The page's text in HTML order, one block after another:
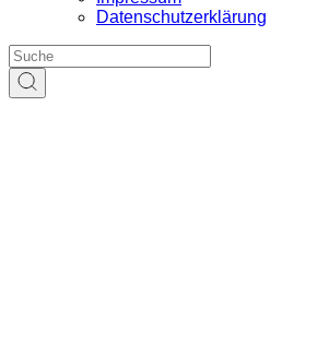
Datenschutzerklärung